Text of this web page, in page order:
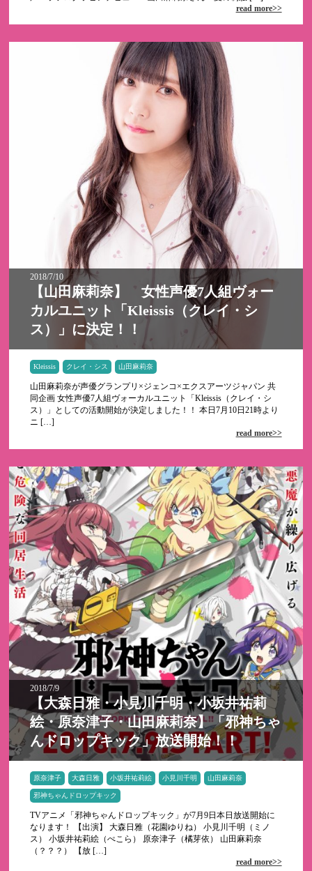
read more>>
2018/7/10
【山田麻莉奈】 女性声優7人組ヴォー
カルユニット「Kleissis（クレイ・シ
ス）」に決定！！
Kleissis クレイ・シス 山田麻莉奈
山田麻莉奈が声優グランプリ×ジェンコ×エクスアーツジャパン 共
同企画 女性声優7人組ヴォーカルユニット「Kleissis（クレイ・シ
ス）」としての活動開始が決定しました！！ 本日7月10日21時より
ニ […]
read more>>
2018/7/9
【大森日雅・小見川千明・小坂井祐莉
絵・原奈津子・山田麻莉奈】「邪神ちゃ
んドロップキック」放送開始！！
原奈津子 大森日雅 小坂井祐莉絵 小見川千明 山田麻莉奈
邪神ちゃんドロップキック
TVアニメ「邪神ちゃんドロップキック」が7月9日本日放送開始に
なります！ 【出演】 大森日雅（花園ゆりね） 小見川千明（ミノ
ス） 小坂井祐莉絵（ぺこら） 原奈津子（橘芽依） 山田麻莉奈
（？？？） 【放 […]
read more>>